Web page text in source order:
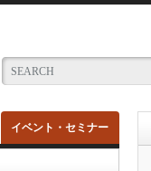
イベント・セミナー